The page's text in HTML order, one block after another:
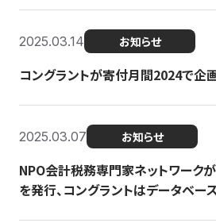
2025.03.14 お知らせ
コングラントが寄付月間2024で企
2025.03.07 お知らせ
NPO会計税務専門家ネットワークが
を発行、コングラントはデータベー